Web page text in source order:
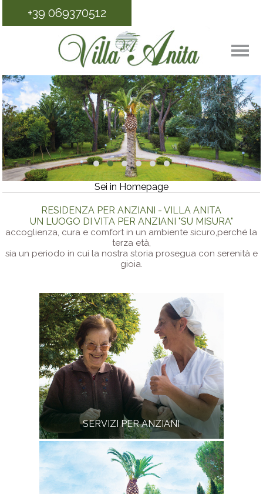
+39 069370512
Sei in Homepage
RESIDENZA PER ANZIANI - VILLA ANITA
UN LUOGO DI VITA PER ANZIANI "SU MISURA"
accoglienza, cura e comfort in un ambiente sicuro,perché la
terza età,
sia un periodo in cui la nostra storia prosegua con serenità e
gioia.
SERVIZI PER ANZIANI